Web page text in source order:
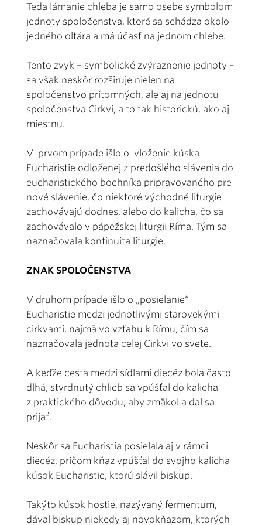
Teda lámanie chleba je samo osebe symbolom
jednoty spoločenstva, ktoré sa schádza okolo
jedného oltára a má účasť na jednom chlebe.
Tento zvyk – symbolické zvýraznenie jednoty –
sa však neskôr rozširuje nielen na
spoločenstvo prítomných, ale aj na jednotu
spoločenstva Cirkvi, a to tak historickú, ako aj
miestnu.
V prvom prípade išlo o vloženie kúska
Eucharistie odloženej z predošlého slávenia do
eucharistického bochníka pripravovaného pre
nové slávenie, čo niektoré východné liturgie
zachovávajú dodnes, alebo do kalicha, čo sa
zachovávalo v pápežskej liturgii Ríma. Tým sa
naznačovala kontinuita liturgie.
ZNAK SPOLOČENSTVA
V druhom prípade išlo o „posielanie“
Eucharistie medzi jednotlivými starovekými
cirkvami, najmä vo vzťahu k Rímu, čím sa
naznačovala jednota celej Cirkvi vo svete.
A keďže cesta medzi sídlami diecéz bola často
dlhá, stvrdnutý chlieb sa vpúšťal do kalicha
z praktického dôvodu, aby zmäkol a dal sa
prijať.
Neskôr sa Eucharistia posielala aj v rámci
diecéz, pričom kňaz vpúšťal do svojho kalicha
kúsok Eucharistie, ktorú slávil biskup.
Takýto kúsok hostie, nazývaný fermentum,
dával biskup niekedy aj novokňazom, ktorých